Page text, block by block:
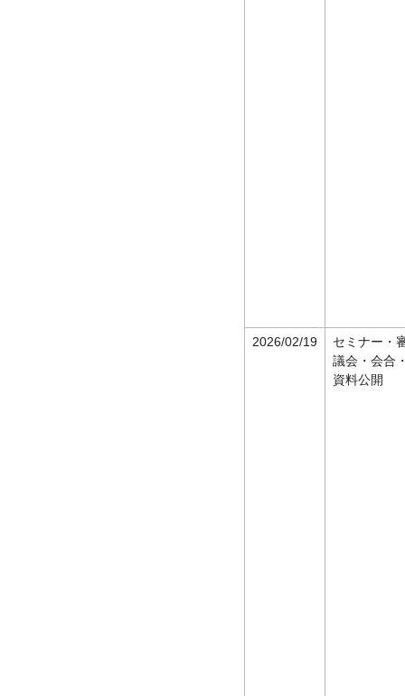
2026/02/19
セミナー・
議会・会合
資料公開